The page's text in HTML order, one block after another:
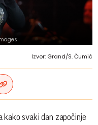
Izvor: Grand/S. Čumić
kako svaki dan započinje